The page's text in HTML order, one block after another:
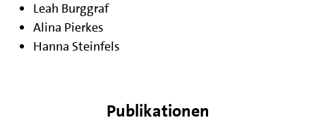
Leah Burggraf
Alina Pierkes
Hanna Steinfels
Publikationen